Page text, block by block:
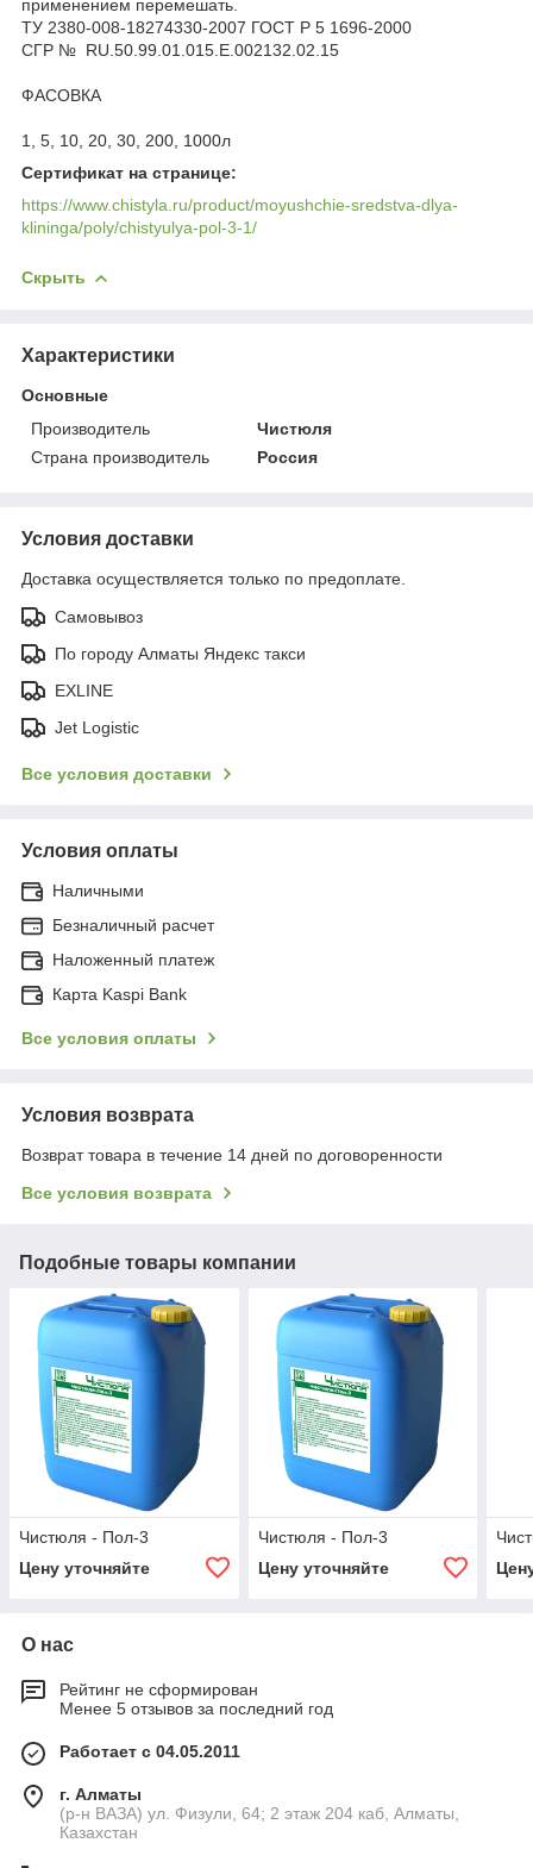
применением перемешать.
ТУ 2380-008-18274330-2007 ГОСТ Р 5 1696-2000
СГР № RU.50.99.01.015.E.002132.02.15
ФАСОВКА
1, 5, 10, 20, 30, 200, 1000л
Сертификат на странице:
https://www.chistyla.ru/product/moyushchie-sredstva-dlya-
klininga/poly/chistyulya-pol-3-1/
Скрыть
Характеристики
Основные
Производитель
Чистюля
Страна производитель
Россия
Условия доставки
Доставка осуществляется только по предоплате.
Самовывоз
По городу Алматы Яндекс такси
EXLINE
Jet Logistic
Все условия доставки
Условия оплаты
Наличными
Безналичный расчет
Наложенный платеж
Карта Kaspi Bank
Все условия оплаты
Условия возврата
Возврат товара в течение 14 дней по договоренности
Все условия возврата
Подобные товары компании
Чистюля - Пол-3
Цену уточняйте
Чистюля - Пол-3
Цену уточняйте
О нас
Рейтинг не сформирован
Менее 5 отзывов за последний год
Работает с 04.05.2011
г. Алматы
(р-н ВАЗА) ул. Физули, 64; 2 этаж 204 каб, Алматы,
Казахстан